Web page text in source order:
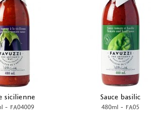
sicilienne
- FA04009
Sauce basilic
480ml - FA05